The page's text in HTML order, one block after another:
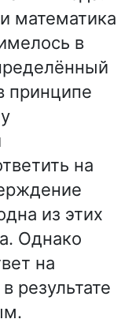
математика
в
принципе
на
из этих
Однако
на
результате